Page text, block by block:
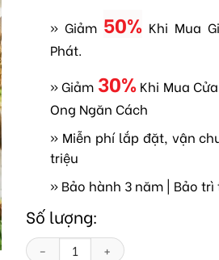
» Giảm 50% Khi Mua
Phát.
» Giảm 30% Khi Mua
Ong Ngăn Cách
» Miễn phí lắp đặt, vận
triệu
» Bảo hành 3 năm | Bảo
Số lượng:
Rèm gỗ cửa sổ Grace Home số lượng